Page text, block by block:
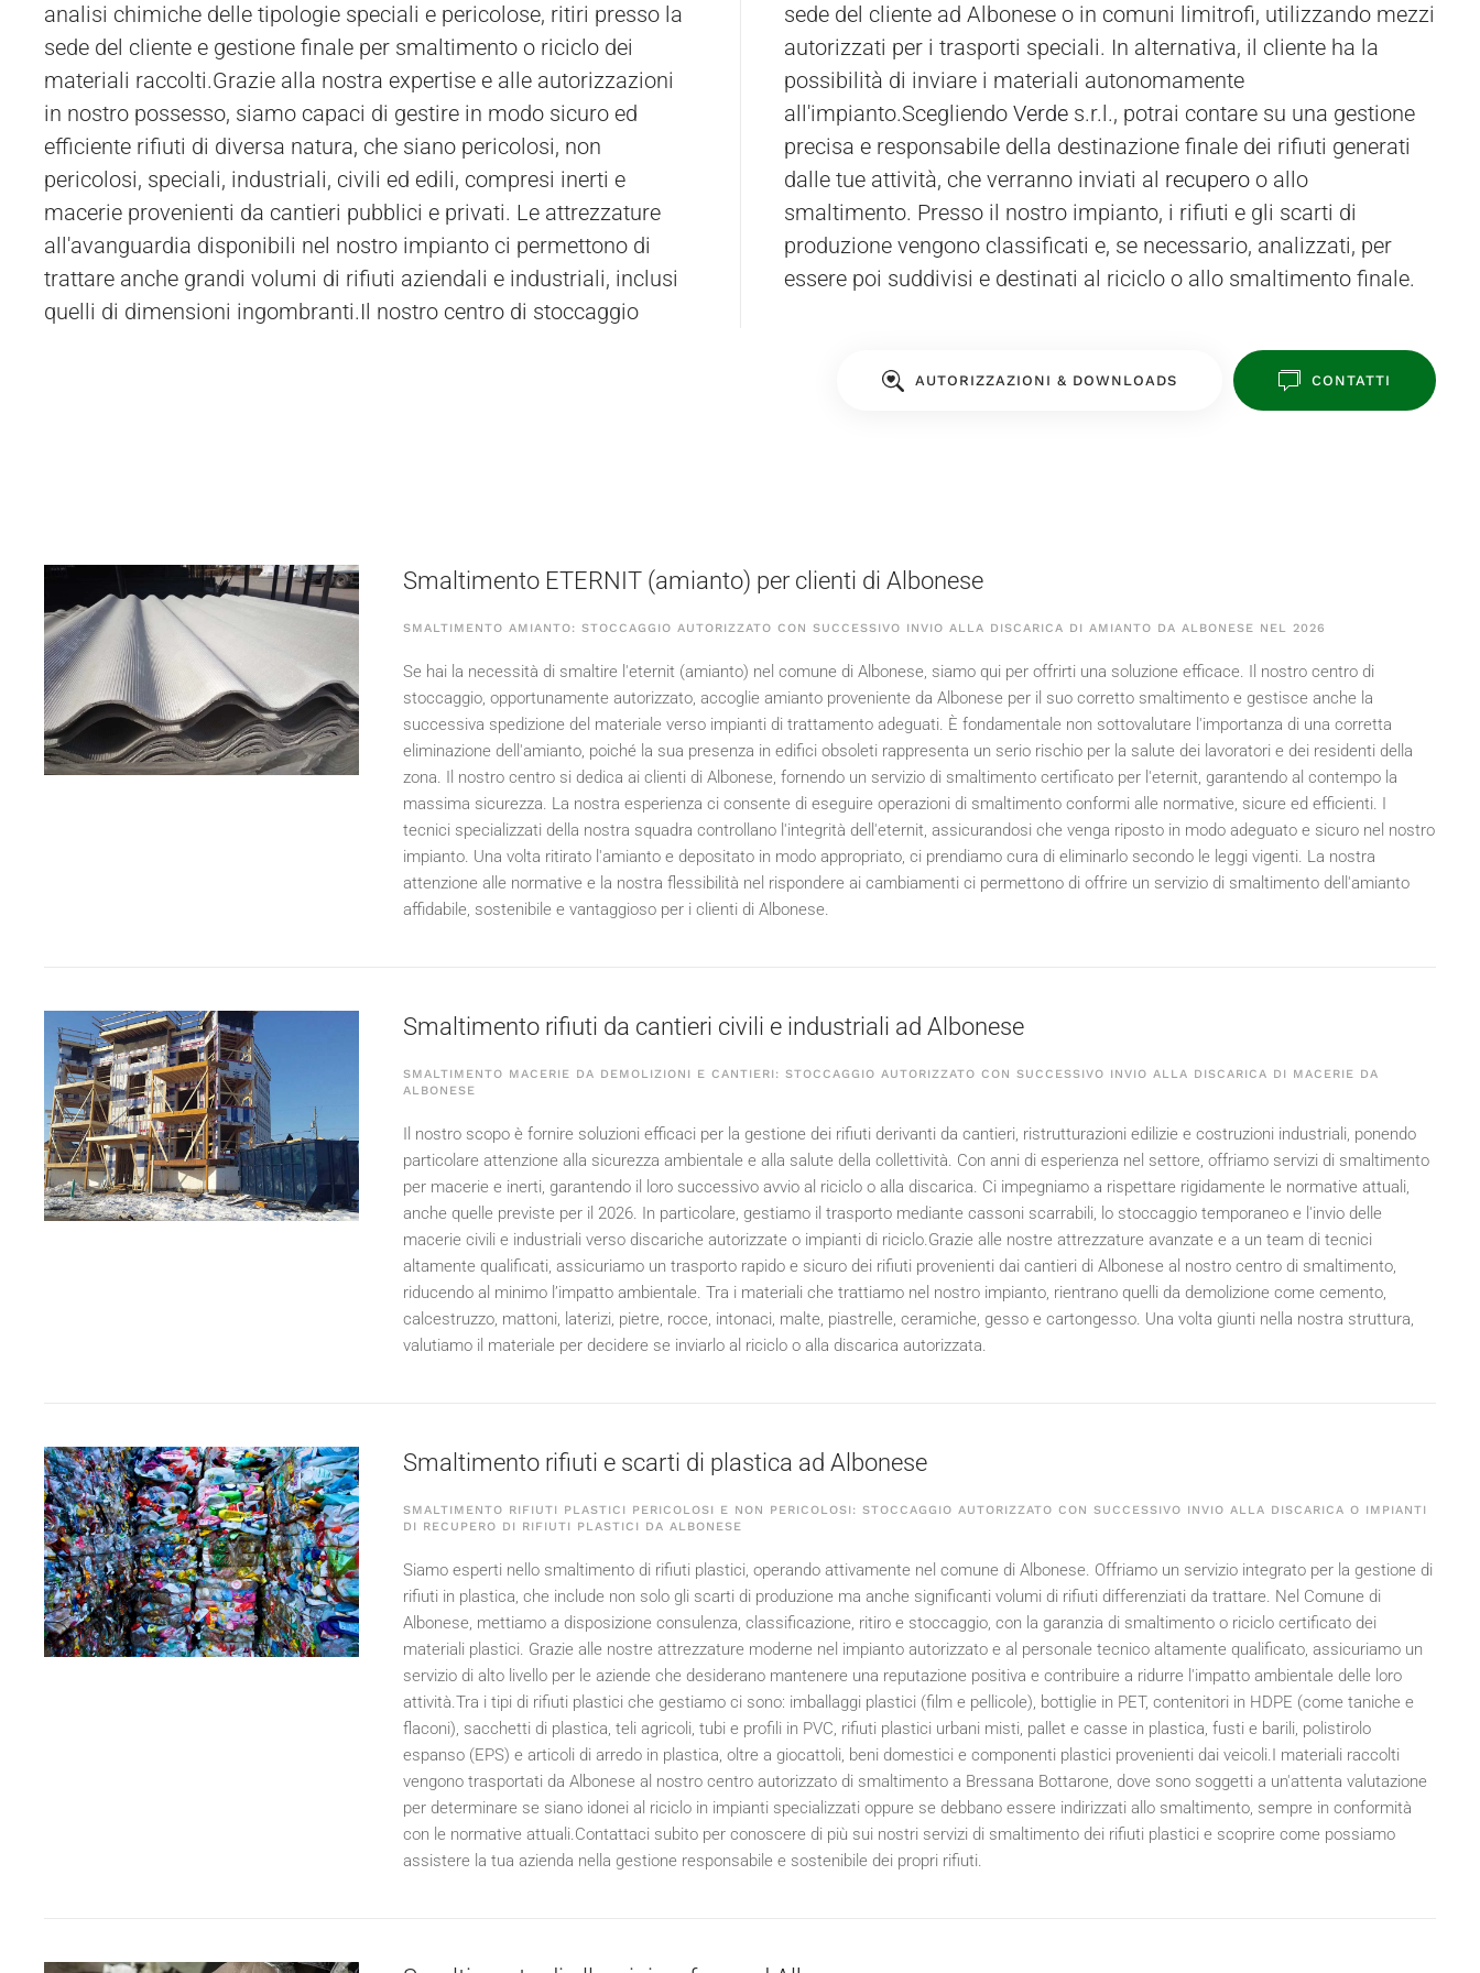
analisi chimiche delle tipologie speciali e pericolose, ritiri presso la
sede del cliente e gestione finale per smaltimento o riciclo dei
materiali raccolti.Grazie alla nostra expertise e alle autorizzazioni
in nostro possesso, siamo capaci di gestire in modo sicuro ed
efficiente rifiuti di diversa natura, che siano pericolosi, non
pericolosi, speciali, industriali, civili ed edili, compresi inerti e
macerie provenienti da cantieri pubblici e privati. Le attrezzature
all'avanguardia disponibili nel nostro impianto ci permettono di
trattare anche grandi volumi di rifiuti aziendali e industriali, inclusi
quelli di dimensioni ingombranti.Il nostro centro di stoccaggio
sede del cliente ad Albonese o in comuni limitrofi, utilizzando mezzi
autorizzati per i trasporti speciali. In alternativa, il cliente ha la
possibilità di inviare i materiali autonomamente
all'impianto.Scegliendo Verde s.r.l., potrai contare su una gestione
precisa e responsabile della destinazione finale dei rifiuti generati
dalle tue attività, che verranno inviati al recupero o allo
smaltimento. Presso il nostro impianto, i rifiuti e gli scarti di
produzione vengono classificati e, se necessario, analizzati, per
essere poi suddivisi e destinati al riciclo o allo smaltimento finale.
AUTORIZZAZIONI & DOWNLOADS CONTATTI
Smaltimento ETERNIT (amianto) per clienti di Albonese
SMALTIMENTO AMIANTO: STOCCAGGIO AUTORIZZATO CON SUCCESSIVO INVIO ALLA DISCARICA DI AMIANTO DA ALBONESE NEL 2026
Se hai la necessità di smaltire l'eternit (amianto) nel comune di Albonese, siamo qui per offrirti una soluzione efficace. Il nostro centro di
stoccaggio, opportunamente autorizzato, accoglie amianto proveniente da Albonese per il suo corretto smaltimento e gestisce anche la
successiva spedizione del materiale verso impianti di trattamento adeguati. È fondamentale non sottovalutare l'importanza di una corretta
eliminazione dell'amianto, poiché la sua presenza in edifici obsoleti rappresenta un serio rischio per la salute dei lavoratori e dei residenti della
zona. Il nostro centro si dedica ai clienti di Albonese, fornendo un servizio di smaltimento certificato per l'eternit, garantendo al contempo la
massima sicurezza. La nostra esperienza ci consente di eseguire operazioni di smaltimento conformi alle normative, sicure ed efficienti. I
tecnici specializzati della nostra squadra controllano l'integrità dell'eternit, assicurandosi che venga riposto in modo adeguato e sicuro nel nostro
impianto. Una volta ritirato l'amianto e depositato in modo appropriato, ci prendiamo cura di eliminarlo secondo le leggi vigenti. La nostra
attenzione alle normative e la nostra flessibilità nel rispondere ai cambiamenti ci permettono di offrire un servizio di smaltimento dell'amianto
affidabile, sostenibile e vantaggioso per i clienti di Albonese.
Smaltimento rifiuti da cantieri civili e industriali ad Albonese
SMALTIMENTO MACERIE DA DEMOLIZIONI E CANTIERI: STOCCAGGIO AUTORIZZATO CON SUCCESSIVO INVIO ALLA DISCARICA DI MACERIE DA
ALBONESE
Il nostro scopo è fornire soluzioni efficaci per la gestione dei rifiuti derivanti da cantieri, ristrutturazioni edilizie e costruzioni industriali, ponendo
particolare attenzione alla sicurezza ambientale e alla salute della collettività. Con anni di esperienza nel settore, offriamo servizi di smaltimento
per macerie e inerti, garantendo il loro successivo avvio al riciclo o alla discarica. Ci impegniamo a rispettare rigidamente le normative attuali,
anche quelle previste per il 2026. In particolare, gestiamo il trasporto mediante cassoni scarrabili, lo stoccaggio temporaneo e l'invio delle
macerie civili e industriali verso discariche autorizzate o impianti di riciclo.Grazie alle nostre attrezzature avanzate e a un team di tecnici
altamente qualificati, assicuriamo un trasporto rapido e sicuro dei rifiuti provenienti dai cantieri di Albonese al nostro centro di smaltimento,
riducendo al minimo l’impatto ambientale. Tra i materiali che trattiamo nel nostro impianto, rientrano quelli da demolizione come cemento,
calcestruzzo, mattoni, laterizi, pietre, rocce, intonaci, malte, piastrelle, ceramiche, gesso e cartongesso. Una volta giunti nella nostra struttura,
valutiamo il materiale per decidere se inviarlo al riciclo o alla discarica autorizzata.
Smaltimento rifiuti e scarti di plastica ad Albonese
SMALTIMENTO RIFIUTI PLASTICI PERICOLOSI E NON PERICOLOSI: STOCCAGGIO AUTORIZZATO CON SUCCESSIVO INVIO ALLA DISCARICA O IMPIANTI
DI RECUPERO DI RIFIUTI PLASTICI DA ALBONESE
Siamo esperti nello smaltimento di rifiuti plastici, operando attivamente nel comune di Albonese. Offriamo un servizio integrato per la gestione di
rifiuti in plastica, che include non solo gli scarti di produzione ma anche significanti volumi di rifiuti differenziati da trattare. Nel Comune di
Albonese, mettiamo a disposizione consulenza, classificazione, ritiro e stoccaggio, con la garanzia di smaltimento o riciclo certificato dei
materiali plastici. Grazie alle nostre attrezzature moderne nel impianto autorizzato e al personale tecnico altamente qualificato, assicuriamo un
servizio di alto livello per le aziende che desiderano mantenere una reputazione positiva e contribuire a ridurre l'impatto ambientale delle loro
attività.Tra i tipi di rifiuti plastici che gestiamo ci sono: imballaggi plastici (film e pellicole), bottiglie in PET, contenitori in HDPE (come taniche e
flaconi), sacchetti di plastica, teli agricoli, tubi e profili in PVC, rifiuti plastici urbani misti, pallet e casse in plastica, fusti e barili, polistirolo
espanso (EPS) e articoli di arredo in plastica, oltre a giocattoli, beni domestici e componenti plastici provenienti dai veicoli.I materiali raccolti
vengono trasportati da Albonese al nostro centro autorizzato di smaltimento a Bressana Bottarone, dove sono soggetti a un'attenta valutazione
per determinare se siano idonei al riciclo in impianti specializzati oppure se debbano essere indirizzati allo smaltimento, sempre in conformità
con le normative attuali.Contattaci subito per conoscere di più sui nostri servizi di smaltimento dei rifiuti plastici e scoprire come possiamo
assistere la tua azienda nella gestione responsabile e sostenibile dei propri rifiuti.